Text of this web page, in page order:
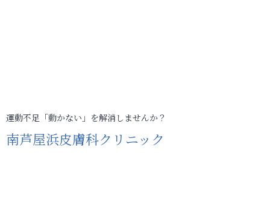
運動不足「動かない」を解消しませんか？
南芦屋浜皮膚科クリニック